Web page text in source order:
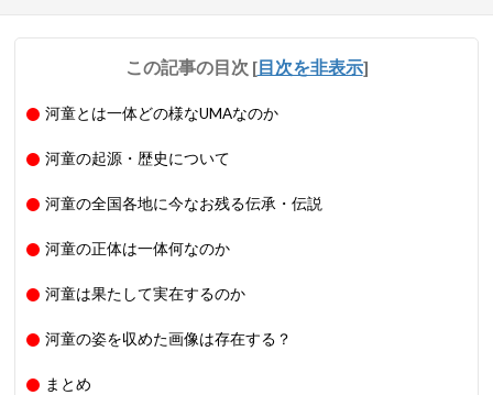
この記事の目次 [目次を非表示]
河童とは一体どの様なUMAなのか
河童の起源・歴史について
河童の全国各地に今なお残る伝承・伝説
河童の正体は一体何なのか
河童は果たして実在するのか
河童の姿を収めた画像は存在する？
まとめ